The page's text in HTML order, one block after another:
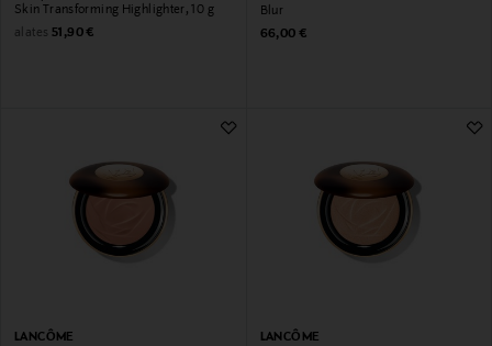
Skin Transforming Highlighter, 10 g
alates Original Price
51,90 €
Blur
Original Price
66,00 €
LANCÔME
LANCÔME